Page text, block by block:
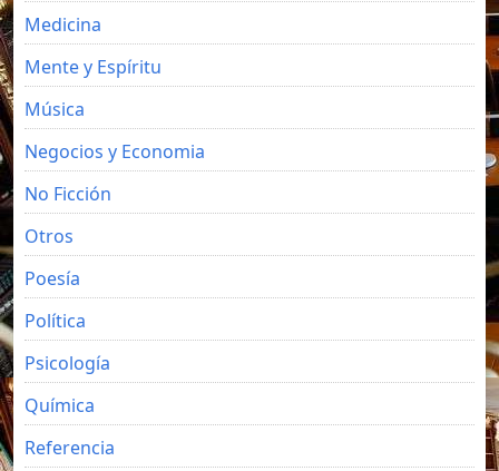
Medicina
Mente y Espíritu
Música
Negocios y Economia
No Ficción
Otros
Poesía
Política
Psicología
Química
Referencia